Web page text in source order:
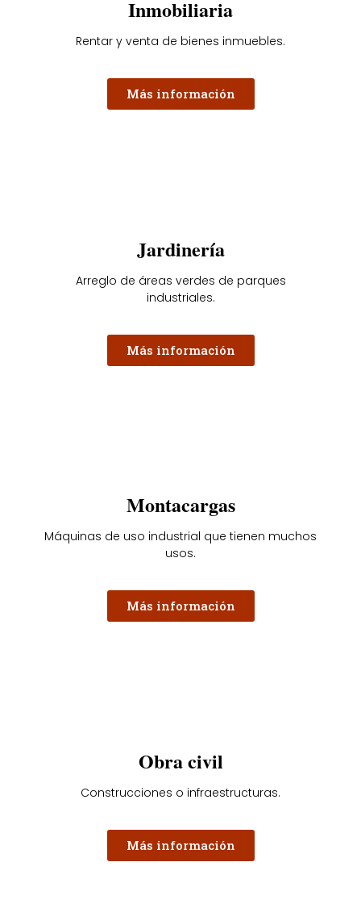
Inmobiliaria
Rentar y venta de bienes inmuebles.
Más información
Jardinería
Arreglo de áreas verdes de parques
industriales.
Más información
Montacargas
Máquinas de uso industrial que tienen muchos
usos.
Más información
Obra civil
Construcciones o infraestructuras.
Más información